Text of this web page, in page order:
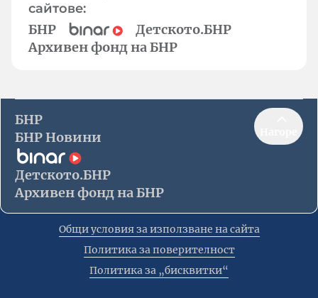
сайтове:
БНР
Детското.БНР
Архивен фонд на БНР
БНР
БНР Новини
Детското.БНР
Архивен фонд на БНР
Общи условия за използване на сайта
Политика за поверителност
Политика за „бисквитки“